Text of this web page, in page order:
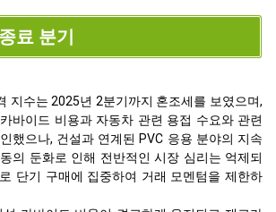
료 분기
지수는 2025년 2분기까지 혼조세를 보였으며,
바이드 비용과 자동차 관련 용접 수요와 관련
했으나, 건설과 연계된 PVC 응용 분야의 지속
의 둔화로 인해 전반적인 시장 심리는 억제되
단기 구매에 집중하여 거래 모멘텀을 제한하